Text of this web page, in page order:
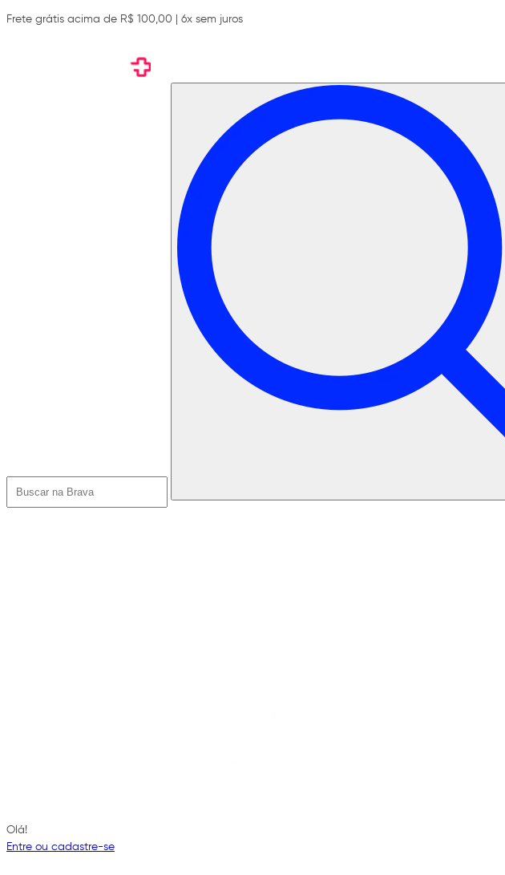
Frete grátis acima de R$ 100,00 | 6x sem juros
Olá!
Entre ou cadastre-se